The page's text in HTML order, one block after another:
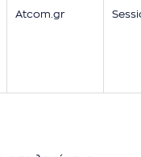
Atcom.gr